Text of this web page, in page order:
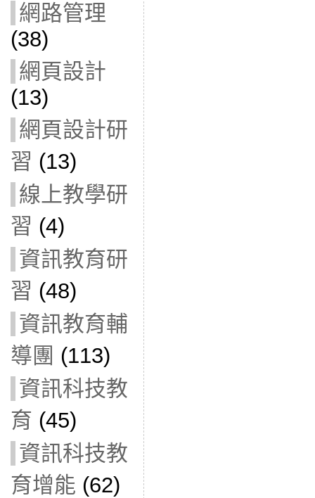
網路管理
(38)
網頁設計
(13)
網頁設計研
習 (13)
線上教學研
習 (4)
資訊教育研
習 (48)
資訊教育輔
導團 (113)
資訊科技教
育 (45)
資訊科技教
育增能 (62)